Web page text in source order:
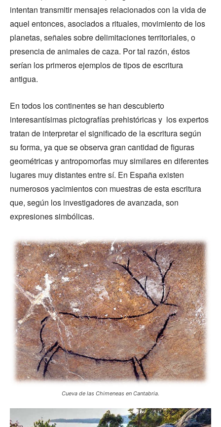
intentan transmitir mensajes relacionados con la vida de
aquel entonces, asociados a rituales, movimiento de los
planetas, señales sobre delimitaciones territoriales, o
presencia de animales de caza. Por tal razón, éstos
serían los primeros ejemplos de tipos de escritura
antigua.
En todos los continentes se han descubierto
interesantísimas pictografías prehistóricas y los expertos
tratan de interpretar el significado de la escritura según
su forma, ya que se observa gran cantidad de figuras
geométricas y antropomorfas muy similares en diferentes
lugares muy distantes entre sí. En España existen
numerosos yacimientos con muestras de esta escritura
que, según los investigadores de avanzada, son
expresiones simbólicas.
Cueva de las Chimeneas en Cantabria.